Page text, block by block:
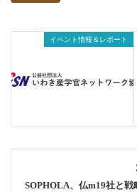
イベント情報＆レポート
SOPHOLA、仏m19社と戦